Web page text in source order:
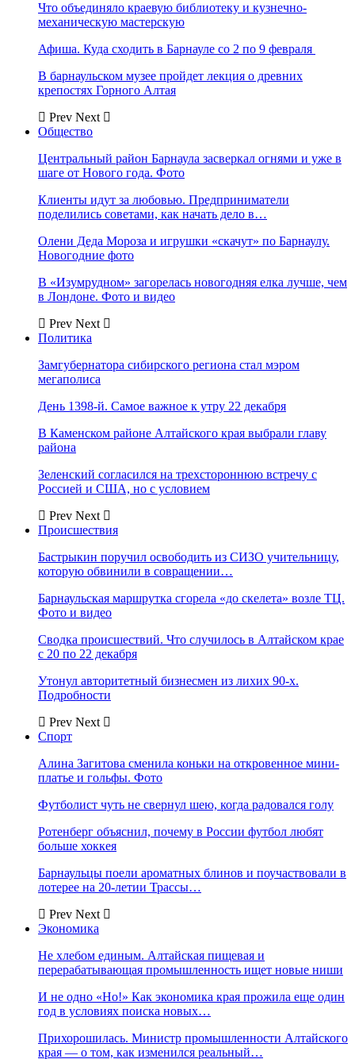
Что объединяло краевую библиотеку и кузнечно-
механическую мастерскую
Афиша. Куда сходить в Барнауле со 2 по 9 февраля
В барнаульском музее пройдет лекция о древних
крепостях Горного Алтая
Prev Next
Общество
Центральный район Барнаула засверкал огнями и уже в
шаге от Нового года. Фото
Клиенты идут за любовью. Предприниматели
поделились советами, как начать дело в…
Олени Деда Мороза и игрушки «скачут» по Барнаулу.
Новогодние фото
В «Изумрудном» загорелась новогодняя елка лучше, чем
в Лондоне. Фото и видео
Prev Next
Политика
Замгубернатора сибирского региона стал мэром
мегаполиса
День 1398-й. Самое важное к утру 22 декабря
В Каменском районе Алтайского края выбрали главу
района
Зеленский согласился на трехстороннюю встречу с
Россией и США, но с условием
Prev Next
Происшествия
Бастрыкин поручил освободить из СИЗО учительницу,
которую обвинили в совращении…
Барнаульская маршрутка сгорела «до скелета» возле ТЦ.
Фото и видео
Сводка происшествий. Что случилось в Алтайском крае
с 20 по 22 декабря
Утонул авторитетный бизнесмен из лихих 90-х.
Подробности
Prev Next
Спорт
Алина Загитова сменила коньки на откровенное мини-
платье и гольфы. Фото
Футболист чуть не свернул шею, когда радовался голу
Ротенберг объяснил, почему в России футбол любят
больше хоккея
Барнаульцы поели ароматных блинов и поучаствовали в
лотерее на 20-летии Трассы…
Prev Next
Экономика
Не хлебом единым. Алтайская пищевая и
перерабатывающая промышленность ищет новые ниши
И не одно «Но!» Как экономика края прожила еще один
год в условиях поиска новых…
Прихорошилась. Министр промышленности Алтайского
края — о том, как изменился реальный…